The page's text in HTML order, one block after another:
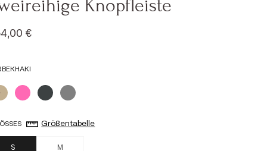
Knopfleiste
€
KHAKI
KhakiPink Anthrazit
Grau
S Größentabelle
S M